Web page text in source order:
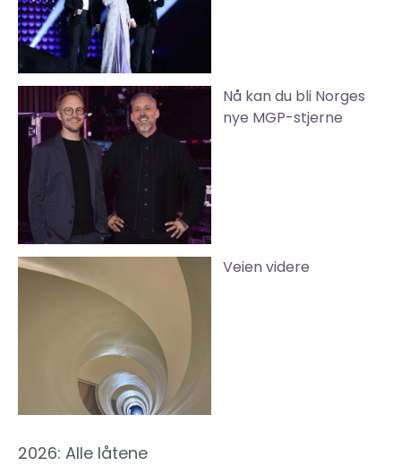
Nå kan du bli Norges
nye MGP-stjerne
Veien videre
2026: Alle låtene